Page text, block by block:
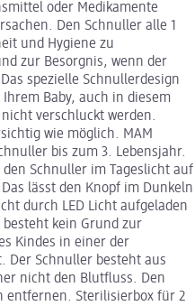
oder Medikamente
Den Schnuller alle 1
und Hygiene zu
zur Besorgnis, wenn der
spezielle Schnullerdesign
Baby, auch in diesem
verschluckt werden.
wie möglich. MAM
bis zum 3. Lebensjahr.
Schnuller im Tageslicht auf
lässt den Knopf im Dunkeln
durch LED Licht aufgeladen
kein Grund zur
Kindes in einer der
Der Schnuller besteht aus
nicht den Blutfluss. Den
entfernen. Sterilisierbox für 2